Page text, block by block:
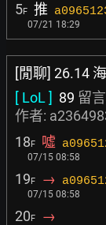
5F 推
07/21 18:29
[閒聊] 26.14
[ LoL ] 89 留
作者:
18F 噓
07/15 08:58
19F →
07/15 08:58
20F →